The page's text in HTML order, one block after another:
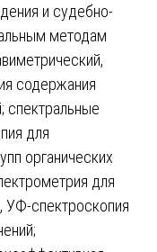
и судебно-
методам
содержания
спектральные
для
органических
для
УФ-спектроскопия